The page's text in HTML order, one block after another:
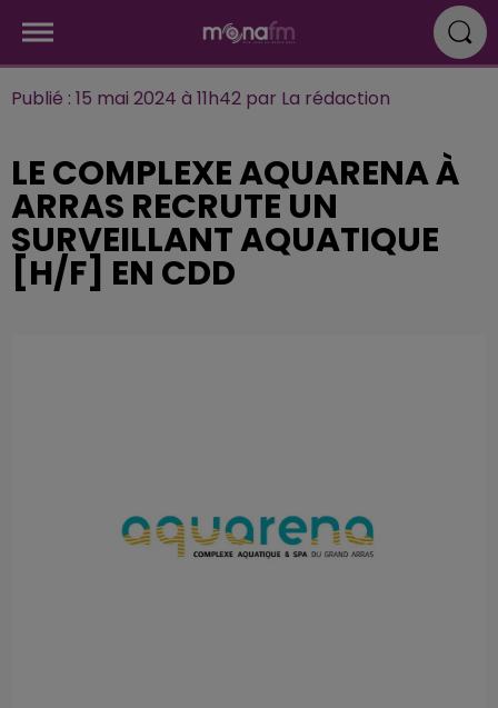
Publié : 15 mai 2024 à 11h42 par La rédaction
LE COMPLEXE AQUARENA À
ARRAS RECRUTE UN
SURVEILLANT AQUATIQUE
[H/F] EN CDD